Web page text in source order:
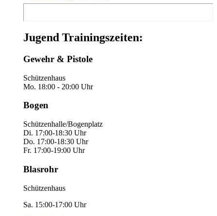
Jugend Trainingszeiten:
Gewehr & Pistole
Schützenhaus
Mo. 18:00 - 20:00 Uhr
Bogen
Schützenhalle/Bogenplatz
Di. 17:00-18:30 Uhr
Do. 17:00-18:30 Uhr
Fr. 17:00-19:00 Uhr
Blasrohr
Schützenhaus
Sa. 15:00-17:00 Uhr